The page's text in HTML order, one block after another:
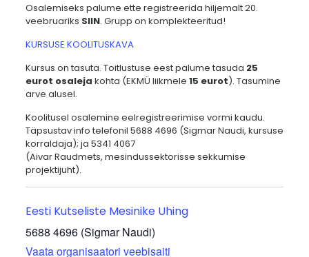
Osalemiseks palume ette registreerida hiljemalt 20.
veebruariks SIIN. Grupp on komplekteeritud!
KURSUSE KOOLITUSKAVA
Kursus on tasuta. Toitlustuse eest palume tasuda 25
eurot osaleja kohta (EKMÜ liikmele 15 eurot). Tasumine
arve alusel.
Koolitusel osalemine eelregistreerimise vormi kaudu.
Täpsustav info telefonil 5688 4696 (Sigmar Naudi, kursuse
korraldaja); ja 5341 4067
(Aivar Raudmets, mesindussektorisse sekkumise
projektijuht).
Eesti Kutseliste Mesinike Uhing
5688 4696 (Sigmar Naudi)
Vaata organisaatori veebisaiti